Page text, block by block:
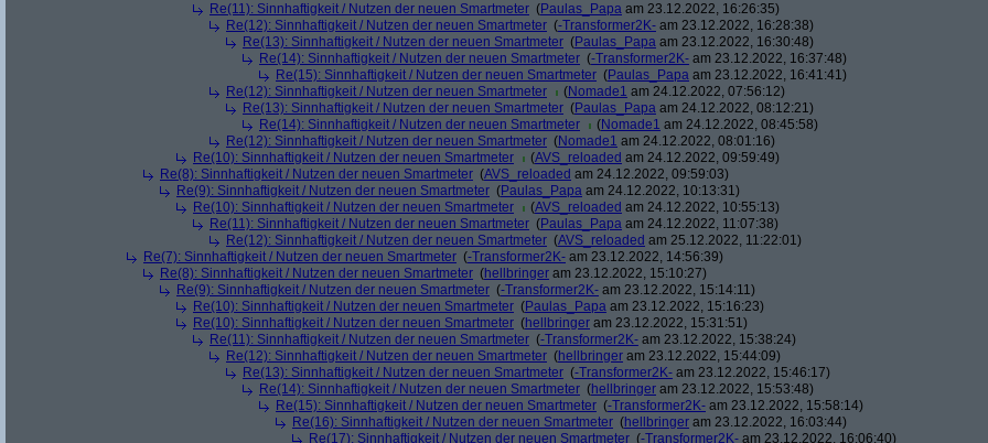
Re(11): Sinnhaftigkeit / Nutzen der neuen Smartmeter (Paulas_Papa am 23.12.2022, 16:26:35)
Re(12): Sinnhaftigkeit / Nutzen der neuen Smartmeter (-Transformer2K- am 23.12.2022, 16:28:38)
Re(13): Sinnhaftigkeit / Nutzen der neuen Smartmeter (Paulas_Papa am 23.12.2022, 16:30:48)
Re(14): Sinnhaftigkeit / Nutzen der neuen Smartmeter (-Transformer2K- am 23.12.2022, 16:37:48)
Re(15): Sinnhaftigkeit / Nutzen der neuen Smartmeter (Paulas_Papa am 23.12.2022, 16:41:41)
Re(12): Sinnhaftigkeit / Nutzen der neuen Smartmeter
(Nomade1 am 24.12.2022, 07:56:12)
Re(13): Sinnhaftigkeit / Nutzen der neuen Smartmeter (Paulas_Papa am 24.12.2022, 08:12:21)
Re(14): Sinnhaftigkeit / Nutzen der neuen Smartmeter
(Nomade1 am 24.12.2022, 08:45:58)
Re(12): Sinnhaftigkeit / Nutzen der neuen Smartmeter (Nomade1 am 24.12.2022, 08:01:16)
Re(10): Sinnhaftigkeit / Nutzen der neuen Smartmeter
(AVS_reloaded am 24.12.2022, 09:59:49)
Re(8): Sinnhaftigkeit / Nutzen der neuen Smartmeter (AVS_reloaded am 24.12.2022, 09:59:03)
Re(9): Sinnhaftigkeit / Nutzen der neuen Smartmeter (Paulas_Papa am 24.12.2022, 10:13:31)
Re(10): Sinnhaftigkeit / Nutzen der neuen Smartmeter
(AVS_reloaded am 24.12.2022, 10:55:13)
Re(11): Sinnhaftigkeit / Nutzen der neuen Smartmeter (Paulas_Papa am 24.12.2022, 11:07:38)
Re(12): Sinnhaftigkeit / Nutzen der neuen Smartmeter (AVS_reloaded am 25.12.2022, 11:22:01)
Re(7): Sinnhaftigkeit / Nutzen der neuen Smartmeter (-Transformer2K- am 23.12.2022, 14:56:39)
Re(8): Sinnhaftigkeit / Nutzen der neuen Smartmeter (hellbringer am 23.12.2022, 15:10:27)
Re(9): Sinnhaftigkeit / Nutzen der neuen Smartmeter (-Transformer2K- am 23.12.2022, 15:14:11)
Re(10): Sinnhaftigkeit / Nutzen der neuen Smartmeter (Paulas_Papa am 23.12.2022, 15:16:23)
Re(10): Sinnhaftigkeit / Nutzen der neuen Smartmeter (hellbringer am 23.12.2022, 15:31:51)
Re(11): Sinnhaftigkeit / Nutzen der neuen Smartmeter (-Transformer2K- am 23.12.2022, 15:38:24)
Re(12): Sinnhaftigkeit / Nutzen der neuen Smartmeter (hellbringer am 23.12.2022, 15:44:09)
Re(13): Sinnhaftigkeit / Nutzen der neuen Smartmeter (-Transformer2K- am 23.12.2022, 15:46:17)
Re(14): Sinnhaftigkeit / Nutzen der neuen Smartmeter (hellbringer am 23.12.2022, 15:53:48)
Re(15): Sinnhaftigkeit / Nutzen der neuen Smartmeter (-Transformer2K- am 23.12.2022, 15:58:14)
Re(16): Sinnhaftigkeit / Nutzen der neuen Smartmeter (hellbringer am 23.12.2022, 16:03:44)
Re(17): Sinnhaftigkeit / Nutzen der neuen Smartmeter (-Transformer2K- am 23.12.2022, 16:06:40)